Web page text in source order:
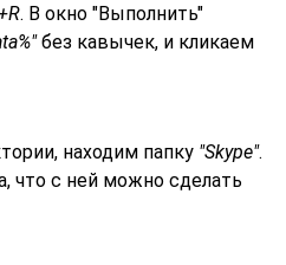
. В окно "Выполнить"
без кавычек, и кликаем
находим папку "Skype".
что с ней можно сделать